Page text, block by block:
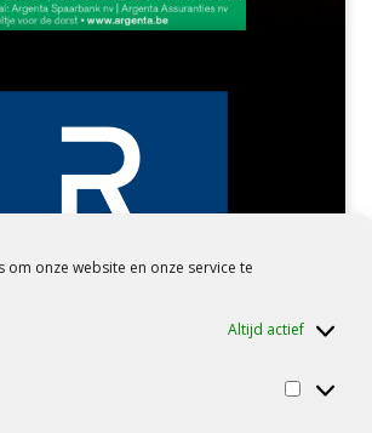
om onze website en onze service te
Altijd actief